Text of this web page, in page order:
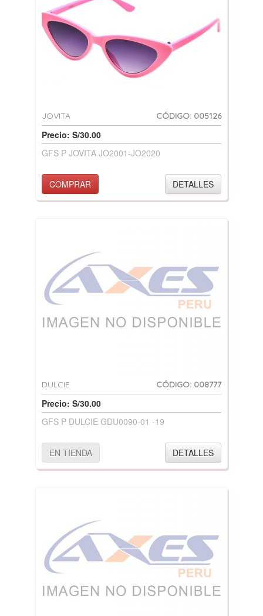
JOVITA CÓDIGO: 005126
Precio: S/30.00
GFS P JOVITA JO2001-JO2020
COMPRAR DETALLES
DULCIE CÓDIGO: 008777
Precio: S/30.00
GFS P DULCIE GDU0090-01 -19
EN TIENDA DETALLES